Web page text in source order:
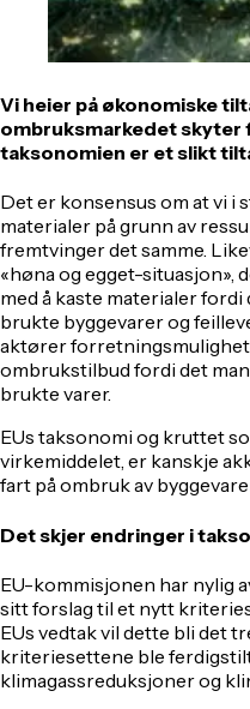
Vi heier på økonomiske
ombruksmarkedet skyter
taksonomien er et slikt
Det er konsensus om at vi i
materialer på grunn av
fremtvinger det samme.
«høna og egget-situasjon»,
med å kaste materialer
brukte byggevarer og
aktører
ombrukstilbud fordi det
brukte varer.
EUs taksonomi og kruttet
virkemiddelet, er kanskje
fart på ombruk av
Det skjer endringer i
EU-kommisjonen har nylig
sitt forslag til et nytt
EUs vedtak vil dette bli det
kriteriesettene ble
klimagassreduksjoner og